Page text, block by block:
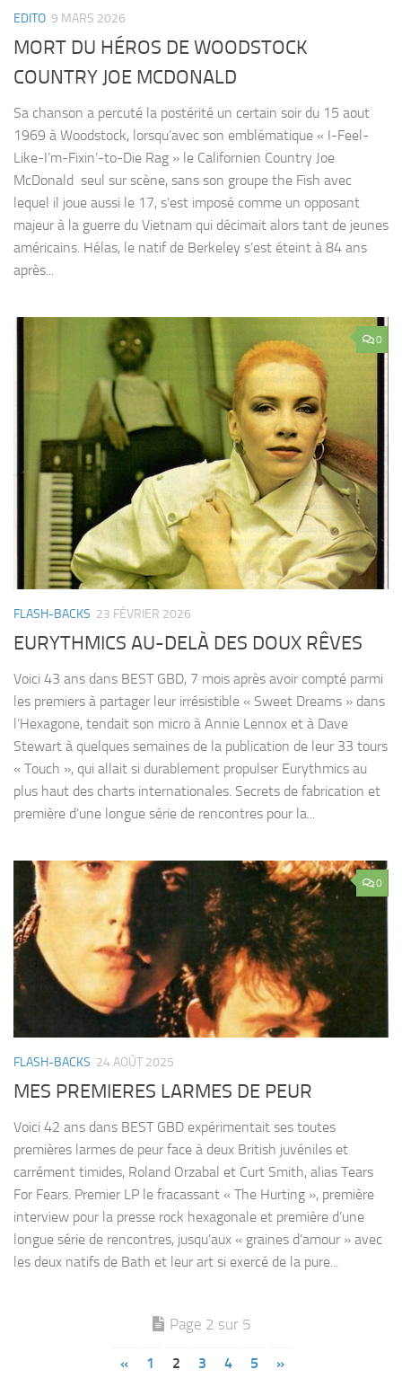
EDITO 9 MARS 2026
MORT DU HÉROS DE WOODSTOCK
COUNTRY JOE MCDONALD
Sa chanson a percuté la postérité un certain soir du 15 aout
1969 à Woodstock, lorsqu’avec son emblématique « I-Feel-
Like-I’m-Fixin’-to-Die Rag » le Californien Country Joe
McDonald seul sur scène, sans son groupe the Fish avec
lequel il joue aussi le 17, s’est imposé comme un opposant
majeur à la guerre du Vietnam qui décimait alors tant de jeunes
américains. Hélas, le natif de Berkeley s’est éteint à 84 ans
après...
0
FLASH-BACKS 23 FÉVRIER 2026
EURYTHMICS AU-DELÀ DES DOUX RÊVES
Voici 43 ans dans BEST GBD, 7 mois après avoir compté parmi
les premiers à partager leur irrésistible « Sweet Dreams » dans
l’Hexagone, tendait son micro à Annie Lennox et à Dave
Stewart à quelques semaines de la publication de leur 33 tours
« Touch », qui allait si durablement propulser Eurythmics au
plus haut des charts internationales. Secrets de fabrication et
première d’une longue série de rencontres pour la...
0
FLASH-BACKS 24 AOÛT 2025
MES PREMIERES LARMES DE PEUR
Voici 42 ans dans BEST GBD expérimentait ses toutes
premières larmes de peur face à deux British juvéniles et
carrément timides, Roland Orzabal et Curt Smith, alias Tears
For Fears. Premier LP le fracassant « The Hurting », première
interview pour la presse rock hexagonale et première d’une
longue série de rencontres, jusqu’aux « graines d’amour » avec
les deux natifs de Bath et leur art si exercé de la pure...
Page 2 sur 5
« 1 2 3 4 5 »